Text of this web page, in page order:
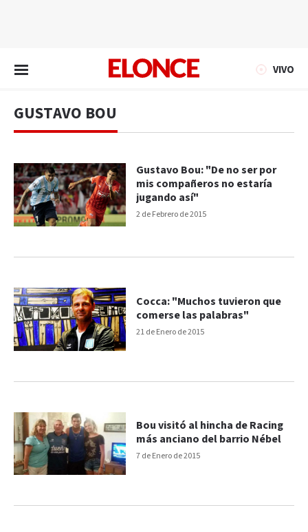
VIVO
GUSTAVO BOU
2 de Febrero de 2015
Gustavo Bou: "De no ser por
mis compañeros no estaría
jugando así"
21 de Enero de 2015
Cocca: "Muchos tuvieron que
comerse las palabras"
7 de Enero de 2015
Bou visitó al hincha de Racing
más anciano del barrio Nébel